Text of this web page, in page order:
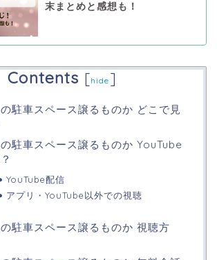
末まとめと感想も！
Contents [hide ]
駐車スペース譲るものか どこで見
駐車スペース譲るものか YouTube
YouTube配信
アプリ・YouTube以外での視聴
駐車スペース譲るものか 視聴方